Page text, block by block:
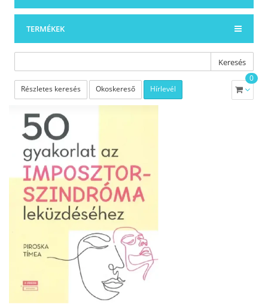
TERMÉKEK
Keresés
Részletes keresés Okoskereső Hírlevél
0